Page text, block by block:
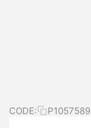
CODE: P1057589